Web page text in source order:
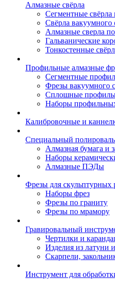
Алмазные свёрла
Сегментные свёрла
Свёрла вакуумного
Алмазные сверла
Гальванические
Тонкостенные
Профильные алмазные
Сегментные
Фрезы вакуумного
Сплошные
Наборы
Калибровочные и
Специальный
Алмазная бумага и
Наборы
Алмазные ПЭДы
Фрезы для скульптурных
Наборы фрез
Фрезы по граниту
Фрезы по мрамору
Гравировальный
Чертилки и
Изделия из латуни
Скарпели,
Инструмент для